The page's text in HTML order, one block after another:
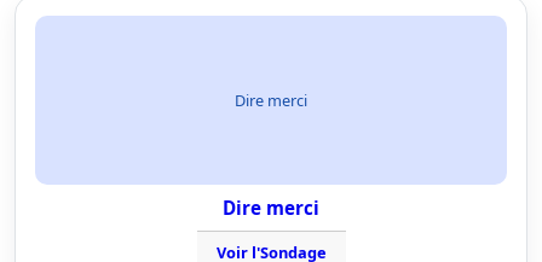
Dire merci
Dire merci
Voir l'Sondage